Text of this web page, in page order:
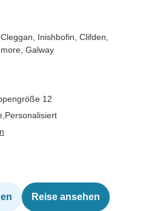
, Cleggan , Inishbofin , Clifden
, Galway
12
Personalisiert
Reise ansehen